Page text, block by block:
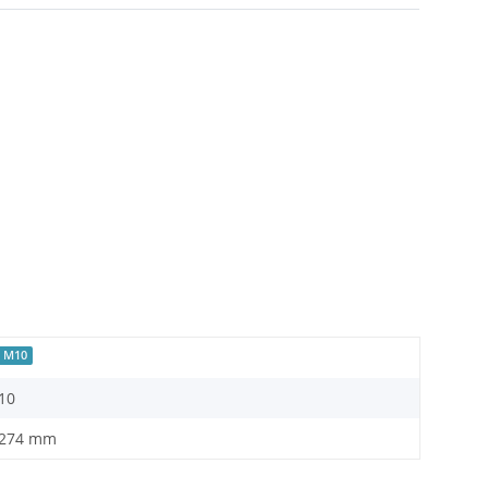
M10
10
274 mm